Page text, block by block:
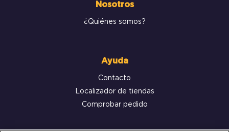
Nosotros
¿Quiénes somos?
Ayuda
Contacto
Localizador de tiendas
Comprobar pedido